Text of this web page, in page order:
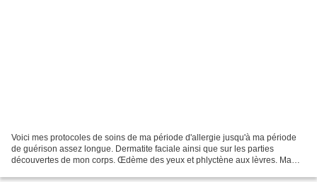
Voici mes protocoles de soins de ma période d'allergie jusqu'à ma période
de guérison assez longue. Dermatite faciale ainsi que sur les parties
découvertes de mon corps. Œdème des yeux et phlyctène aux lèvres. Ma